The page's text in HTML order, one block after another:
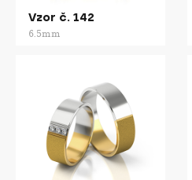
Vzor č. 142
6.5mm